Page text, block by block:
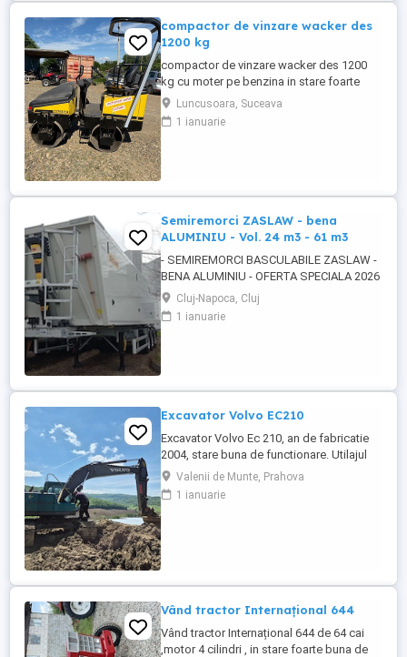
compactor de vinzare wacker des
1200 kg
compactor de vinzare wacker des 1200
kg cu moter pe benzina in stare foarte
buna de functionare cu vibratie si apa pt
valurii pentru mai multe detalii pe watzup
darius
Luncusoara, Suceava
1 ianuarie
Semiremorci ZASLAW - bena
ALUMINIU - Vol. 24 m3 - 61 m3
- SEMIREMORCI BASCULABILE ZASLAW -
BENA ALUMINIU - OFERTA SPECIALA 2026
!! - VEHICULE NOI - ( pe stoc SAU în
fabricație ZASLAW - cu termen SCURT de
livrare ) DESCRIERE VEHICULE : -
Cluj-Napoca, Cluj
1 ianuarie
Excavator Volvo EC210
Excavator Volvo Ec 210, an de fabricatie
2004, stare buna de functionare. Utilajul
are cupla hidarulica rapida, linii hidraulice
auxiliare pentru picon, foarfeca, etc.
Motorul este Deutz-Volvo cu racire pe
Valenii de Munte, Prahova
1 ianuarie
Vând tractor Internațional 644
Vând tractor Internațional 644 de 64 cai
,motor 4 cilindri , in stare foarte buna de